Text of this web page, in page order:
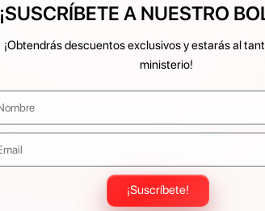
¡SUSCRÍBETE A NUESTRO
¡Obtendrás descuentos exclusivos y estarás al
ministerio!
¡Suscríbete!